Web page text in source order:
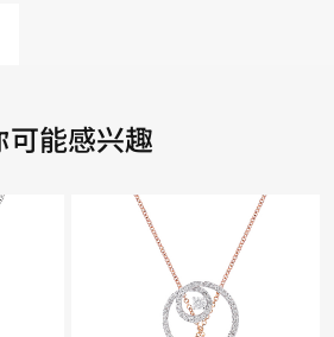
可能感兴趣